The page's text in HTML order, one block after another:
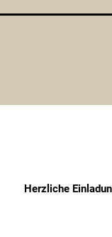
Herzliche